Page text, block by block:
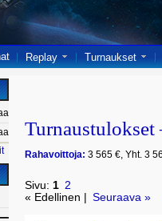
Replay Turnaukset
Rahavoittoja: 3 565 €, Yht. 3
Sivu: 1 2
« Edellinen |
Seuraava »